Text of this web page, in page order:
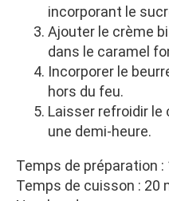
incorporant le
Ajouter le crème
dans le caramel
Incorporer le
hors du feu.
Laisser refroidir
une demi-heure.
Temps de préparation
Temps de cuisson : 20